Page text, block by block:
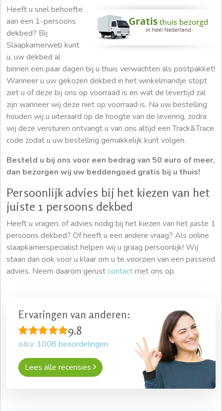
Heeft u snel behoefte
aan een 1-persoons
dekbed? Bij
Slaapkamerweb kunt
u, uw dekbed al
binnen een paar dagen bij u thuis verwachten als postpakket!
Wanneer u uw gekozen dekbed in het winkelmandje stopt
ziet u of deze bij ons op voorraad is en wat de levertijd zal
zijn wanneer wij deze niet op voorraad is. Na uw bestelling
houden wij u uiteraard op de hoogte van de levering, zodra
wij deze versturen ontvangt u van ons altijd een Track&Trace
code zodat u uw bestelling gemakkelijk kunt volgen.
Besteld u bij ons voor een bedrag van 50 euro of meer,
dan bezorgen wij uw beddengoed gratis bij u thuis!
Persoonlijk advies bij het kiezen van het
juiste 1 persoons dekbed
Heeft u vragen, of advies nodig bij het kiezen van het juiste 1
persoons dekbed? Of heeft u een andere vraag? Als online
slaapkamerspecialist helpen wij u graag persoonlijk! Wij
staan dan ook voor u klaar om u te voorzien van een passend
advies. Neem daarom gerustcontactmet ons op.
Ervaringen van anderen:
9.8
o.b.v. 1008 beoordelingen.
Lees alle recensies